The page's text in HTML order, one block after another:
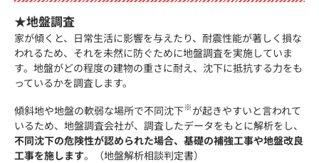
★地盤調査
家が傾くと、日常生活に影響を与えたり、耐震性能が著しく損な
われるため、それを未然に防ぐために地盤調査を実施していま
す。地盤がどの程度の建物の重さに耐え、沈下に抵抗する力をも
っているかを調査します。
傾斜地や地盤の軟弱な場所で不同沈下※が起きやすいと言われて
いるため、地盤調査会社が、調査したデータをもとに解析をし、
不同沈下の危険性が認められた場合、基礎の補強工事や地盤改良
工事を施します。（地盤解析相談判定書）